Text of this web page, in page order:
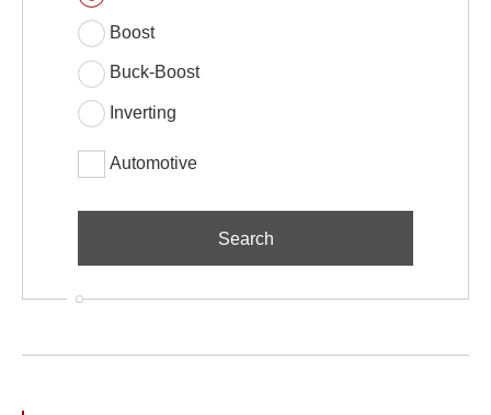
Boost
Buck-Boost
Inverting
Automotive